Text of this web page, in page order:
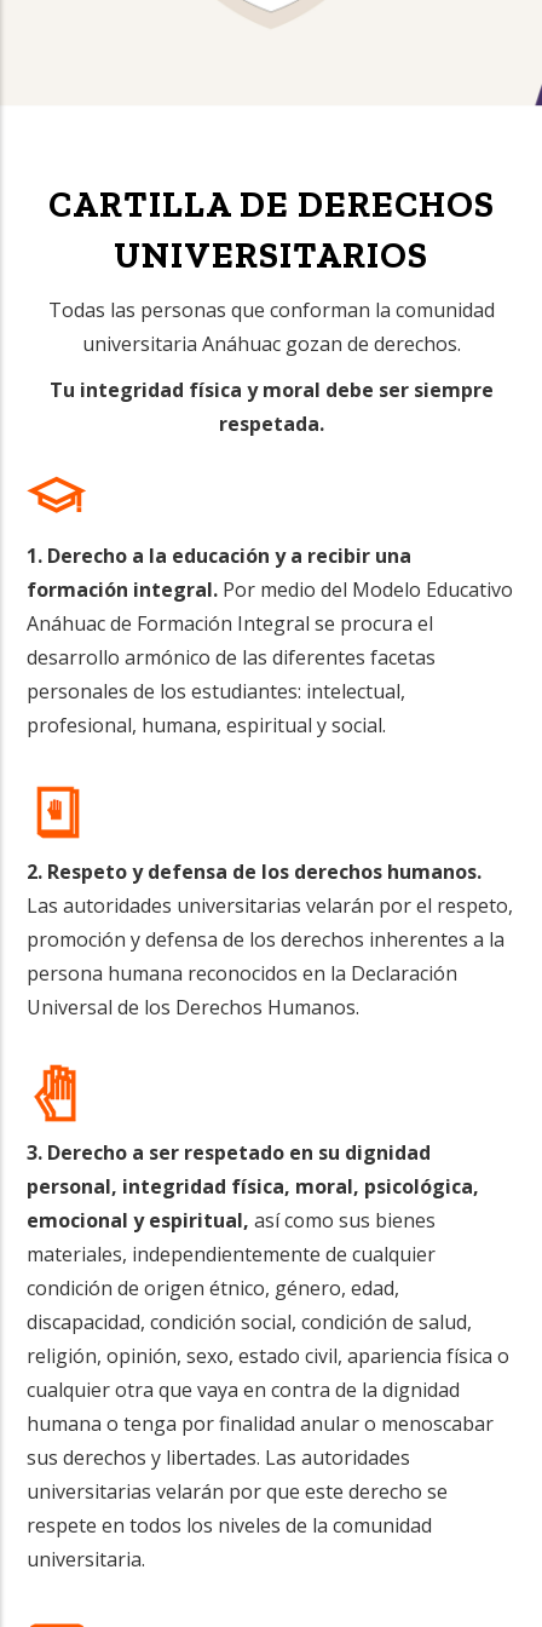
CARTILLA DE DERECHOS
UNIVERSITARIOS
Todas las personas que conforman la comunidad
universitaria Anáhuac gozan de derechos.
Tu integridad física y moral debe ser siempre
respetada.
1. Derecho a la educación y a recibir una
formación integral. Por medio del Modelo Educativo
Anáhuac de Formación Integral se procura el
desarrollo armónico de las diferentes facetas
personales de los estudiantes: intelectual,
profesional, humana, espiritual y social.
2. Respeto y defensa de los derechos humanos.
Las autoridades universitarias velarán por el respeto,
promoción y defensa de los derechos inherentes a la
persona humana reconocidos en la Declaración
Universal de los Derechos Humanos.
3. Derecho a ser respetado en su dignidad
personal, integridad física, moral, psicológica,
emocional y espiritual, así como sus bienes
materiales, independientemente de cualquier
condición de origen étnico, género, edad,
discapacidad, condición social, condición de salud,
religión, opinión, sexo, estado civil, apariencia física o
cualquier otra que vaya en contra de la dignidad
humana o tenga por finalidad anular o menoscabar
sus derechos y libertades. Las autoridades
universitarias velarán por que este derecho se
respete en todos los niveles de la comunidad
universitaria.